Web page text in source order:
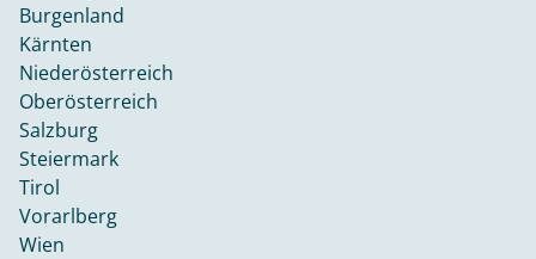
Burgenland
Kärnten
Niederösterreich
Oberösterreich
Salzburg
Steiermark
Tirol
Vorarlberg
Wien